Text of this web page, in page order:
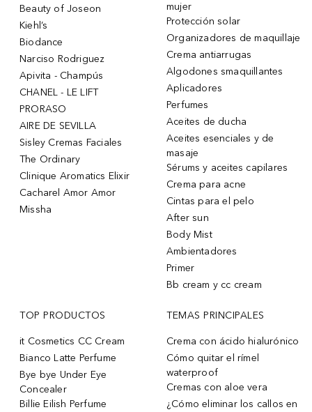
Beauty of Joseon
Kiehl’s
Biodance
Narciso Rodriguez
Apivita - Champús
CHANEL - LE LIFT
PRORASO
AIRE DE SEVILLA
Sisley Cremas Faciales
The Ordinary
Clinique Aromatics Elixir
Cacharel Amor Amor
Missha
mujer
Protección solar
Organizadores de maquillaje
Crema antiarrugas
Algodones smaquillantes
Aplicadores
Perfumes
Aceites de ducha
Aceites esenciales y de
masaje
Sérums y aceites capilares
Crema para acne
Cintas para el pelo
After sun
Body Mist
Ambientadores
Primer
Bb cream y cc cream
TOP PRODUCTOS
it Cosmetics CC Cream
Bianco Latte Perfume
Bye bye Under Eye
Concealer
Billie Eilish Perfume
TEMAS PRINCIPALES
Crema con ácido hialurónico
Cómo quitar el rímel
waterproof
Cremas con aloe vera
¿Cómo eliminar los callos en